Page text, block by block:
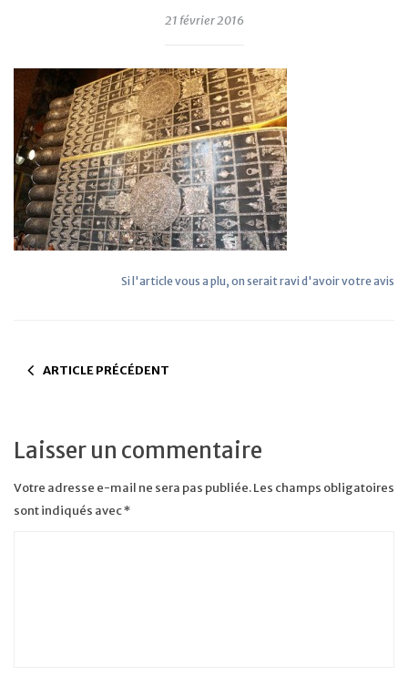
21 février 2016
Si l'article vous a plu, on serait ravi d'avoir votre avis
ARTICLE PRÉCÉDENT
Laisser un commentaire
Votre adresse e-mail ne sera pas publiée.Les champs obligatoires
sont indiqués avec*